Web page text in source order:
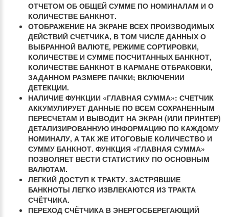
ОТЧЕТОМ ОБ ОБЩЕЙ СУММЕ ПО НОМИНАЛАМ И О
КОЛИЧЕСТВЕ БАНКНОТ.
ОТОБРАЖЕНИЕ НА ЭКРАНЕ ВСЕХ ПРОИЗВОДИМЫХ
ДЕЙСТВИЙ СЧЕТЧИКА, В ТОМ ЧИСЛЕ ДАННЫХ О
ВЫБРАННОЙ ВАЛЮТЕ, РЕЖИМЕ СОРТИРОВКИ,
КОЛИЧЕСТВЕ И СУММЕ ПОСЧИТАННЫХ БАНКНОТ,
КОЛИЧЕСТВЕ БАНКНОТ В КАРМАНЕ ОТБРАКОВКИ,
ЗАДАННОМ РАЗМЕРЕ ПАЧКИ; ВКЛЮЧЕНИИ
ДЕТЕКЦИИ.
НАЛИЧИЕ ФУНКЦИИ «ГЛАВНАЯ СУММА»: СЧЕТЧИК
АККУМУЛИРУЕТ ДАННЫЕ ПО ВСЕМ СОХРАНЕННЫМ
ПЕРЕСЧЕТАМ И ВЫВОДИТ НА ЭКРАН (ИЛИ ПРИНТЕР)
ДЕТАЛИЗИРОВАННУЮ ИНФОРМАЦИЮ ПО КАЖДОМУ
НОМИНАЛУ, А ТАК ЖЕ ИТОГОВЫЕ КОЛИЧЕСТВО И
СУММУ БАНКНОТ. ФУНКЦИЯ «ГЛАВНАЯ СУММА»
ПОЗВОЛЯЕТ ВЕСТИ СТАТИСТИКУ ПО ОСНОВНЫМ
ВАЛЮТАМ.
ЛЕГКИЙ ДОСТУП К ТРАКТУ. ЗАСТРЯВШИЕ
БАНКНОТЫ ЛЕГКО ИЗВЛЕКАЮТСЯ ИЗ ТРАКТА
СЧЁТЧИКА.
ПЕРЕХОД СЧЁТЧИКА В ЭНЕРГОСБЕРЕГАЮЩИЙ